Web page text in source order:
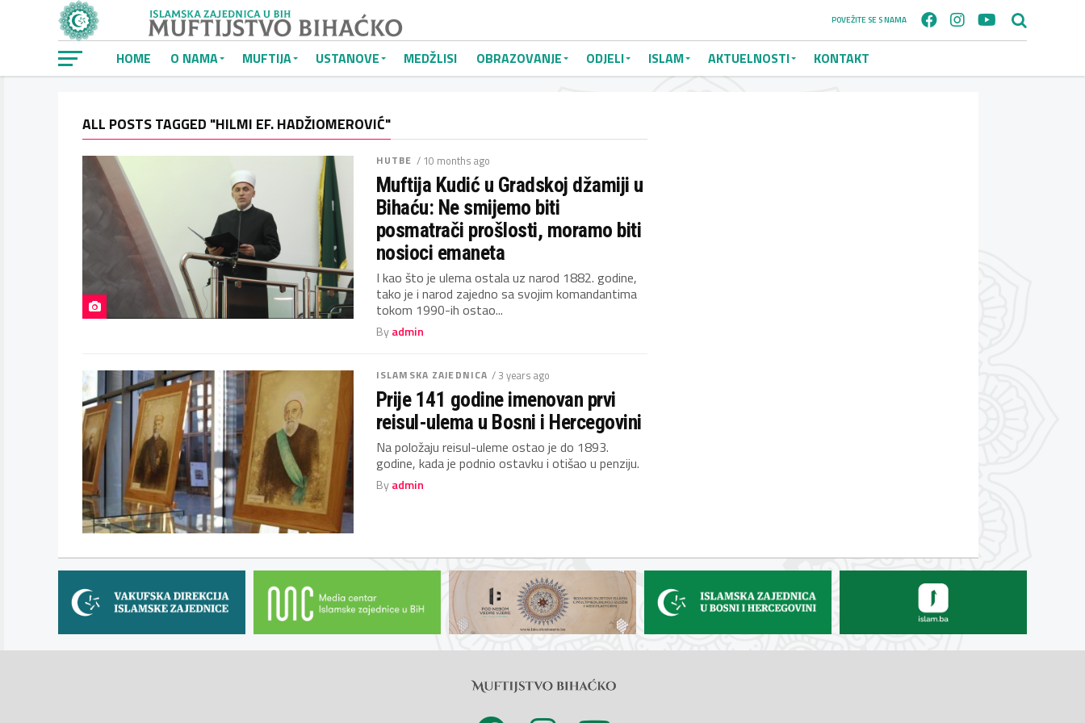
POVEŽITE SE S NAMA
HOME O NAMA MUFTIJA USTANOVE MEDŽLISI OBRAZOVANJE ODJELI ISLAM AKTUELNOSTI KONTAKT
ALL POSTS TAGGED "HILMI EF. HADŽIOMEROVIĆ"
HUTBE / 10 months ago
Muftija Kudić u Gradskoj džamiji u
Bihaću: Ne smijemo biti
posmatrači prošlosti, moramo biti
nosioci emaneta
I kao što je ulema ostala uz narod 1882. godine,
tako je i narod zajedno sa svojim komandantima
tokom 1990-ih ostao...
Byadmin
ISLAMSKA ZAJEDNICA / 3 years ago
Prije 141 godine imenovan prvi
reisul-ulema u Bosni i Hercegovini
Na položaju reisul-uleme ostao je do 1893.
godine, kada je podnio ostavku i otišao u penziju.
Byadmin